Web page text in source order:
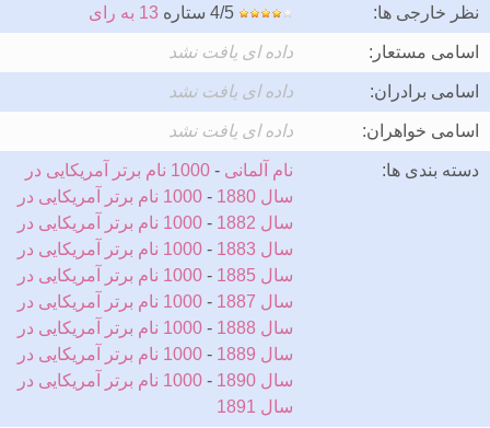
نظر خارجی ها: 13 به رای
اسامی مستعار: داده ای یافت نشد
اسامی برادران: داده ای یافت نشد
اسامی خواهران: داده ای یافت نشد
دسته بندی ها: نام آلمانی -
1000 نام برتر آمریکایی در
سال 1880
-
1000 نام برتر آمریکایی در
سال 1882
-
1000 نام برتر آمریکایی در
سال 1883
-
1000 نام برتر آمریکایی در
سال 1885
-
1000 نام برتر آمریکایی در
سال 1887
-
1000 نام برتر آمریکایی در
سال 1888
-
1000 نام برتر آمریکایی در
سال 1889
-
1000 نام برتر آمریکایی در
سال 1890
-
1000 نام برتر آمریکایی در
سال 1891